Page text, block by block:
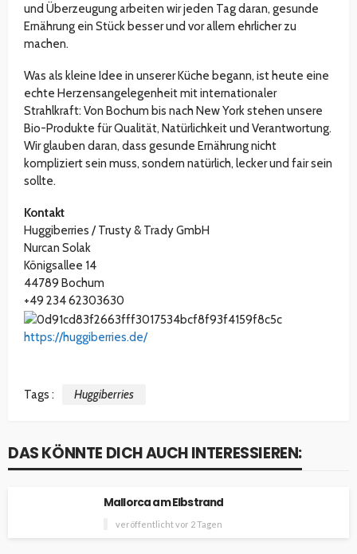
und Überzeugung arbeiten wir jeden Tag daran, gesunde
Ernährung ein Stück besser und vor allem ehrlicher zu
machen.
Was als kleine Idee in unserer Küche begann, ist heute eine
echte Herzensangelegenheit mit internationaler
Strahlkraft: Von Bochum bis nach New York stehen unsere
Bio-Produkte für Qualität, Natürlichkeit und Verantwortung.
Wir glauben daran, dass gesunde Ernährung nicht
kompliziert sein muss, sondern natürlich, lecker und fair sein
sollte.
Kontakt
Huggiberries / Trusty & Trady GmbH
Nurcan Solak
Königsallee 14
44789 Bochum
+49 234 62303630
https://huggiberries.de/
Tags : Huggiberries
DAS KÖNNTE DICH AUCH INTERESSIEREN:
Mallorca am Elbstrand
veröffentlicht vor 2 Tagen